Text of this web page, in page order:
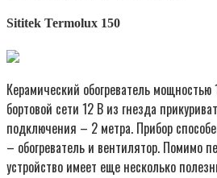
Sititek Termolux 150
Керамический обогреватель мощностью
бортовой сети 12 В из гнезда
подключения – 2 метра. Прибор
– обогреватель и вентилятор. Помимо
устройство имеет еще несколько